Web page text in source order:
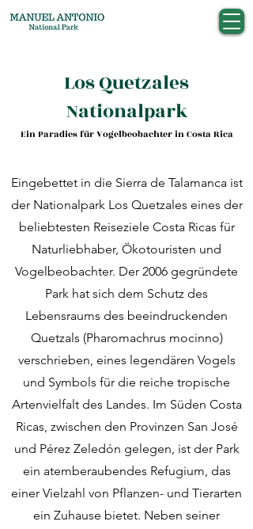
Los Quetzales
Nationalpark
Ein Paradies für Vogelbeobachter in Costa Rica
Eingebettet in die Sierra de Talamanca ist
der Nationalpark Los Quetzales eines der
beliebtesten Reiseziele Costa Ricas für
Naturliebhaber, Ökotouristen und
Vogelbeobachter. Der 2006 gegründete
Park hat sich dem Schutz des
Lebensraums des beeindruckenden
Quetzals (Pharomachrus mocinno)
verschrieben, eines legendären Vogels
und Symbols für die reiche tropische
Artenvielfalt des Landes. Im Süden Costa
Ricas, zwischen den Provinzen San José
und Pérez Zeledón gelegen, ist der Park
ein atemberaubendes Refugium, das
einer Vielzahl von Pflanzen- und Tierarten
ein Zuhause bietet. Neben seiner